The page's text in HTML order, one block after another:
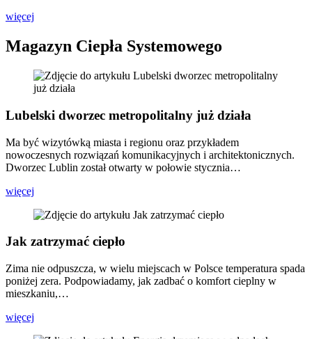
więcej
Magazyn Ciepła Systemowego
Lubelski dworzec metropolitalny już działa
Ma być wizytówką miasta i regionu oraz przykładem
nowoczesnych rozwiązań komunikacyjnych i architektonicznych.
Dworzec Lublin został otwarty w połowie stycznia…
więcej
Jak zatrzymać ciepło
Zima nie odpuszcza, w wielu miejscach w Polsce temperatura spada
poniżej zera. Podpowiadamy, jak zadbać o komfort cieplny w
mieszkaniu,…
więcej